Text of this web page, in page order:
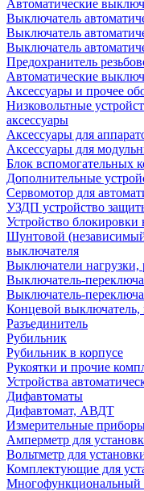
Автоматические
Выключатель
Выключатель
Выключатель
Предохранитель
Автоматические
Аксессуары и прочее
Низковольтные
аксессуары
Аксессуары для
Аксессуары для
Блок вспомогательных
Дополнительные
Сервомотор для
УЗДП устройство
Устройство блокировки
Шунтовой
выключателя
Выключатели нагрузки,
Выключатель-
Выключатель-
Концевой выключатель,
Разъединитель
Рубильник
Рубильник в корпусе
Рукоятки и прочие
Устройства
Дифавтоматы
Дифавтомат, АВДТ
Измерительные
Амперметр для
Вольтметр для
Комплектующие для
Многофункциональный